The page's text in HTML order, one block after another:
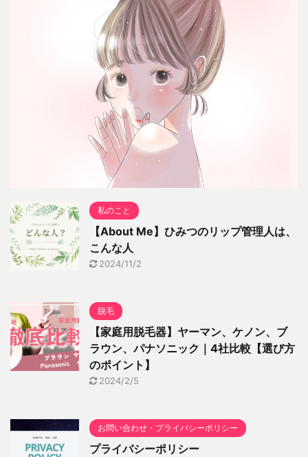
私のこと
【About Me】ひみつのリップ管理人は、
こんな人
2024/11/2
脱毛
【家庭用脱毛器】ヤーマン、ケノン、ブ
ラウン、パナソニック｜4社比較【選び方
のポイント】
2024/2/5
お問い合わせ・プライバシーポリシー
プライバシーポリシー